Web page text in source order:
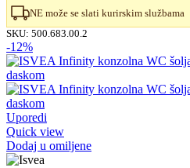
NE može se slati kurirskim službama
SKU: 500.683.00.2
-12%
Uporedi
Quick view
Dodaj u omiljene